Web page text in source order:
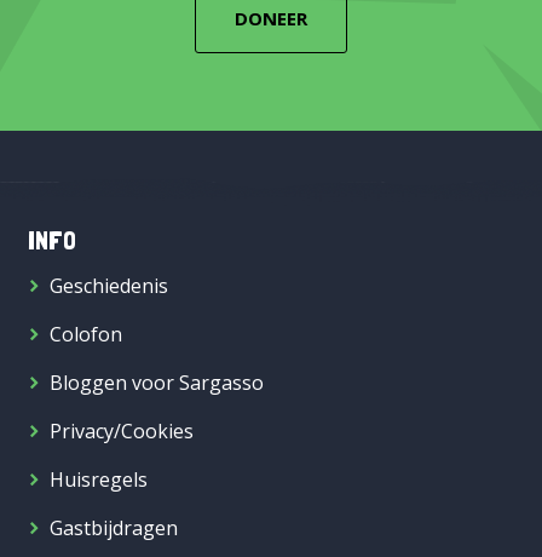
DONEER
INFO
Geschiedenis
Colofon
Bloggen voor Sargasso
Privacy/Cookies
Huisregels
Gastbijdragen